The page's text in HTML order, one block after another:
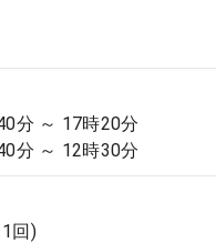
分 ～ 17時20分
分 ～ 12時30分
回)